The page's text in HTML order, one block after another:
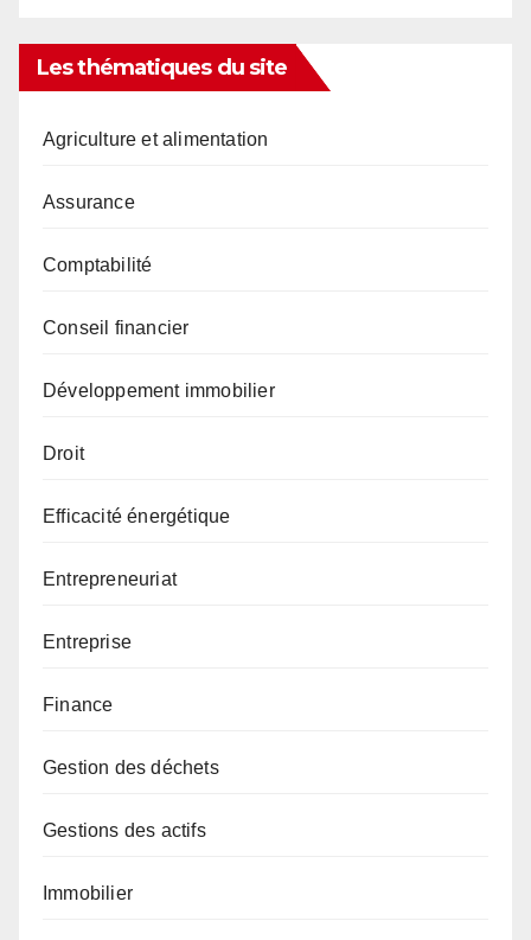
Les thématiques du site
Agriculture et alimentation
Assurance
Comptabilité
Conseil financier
Développement immobilier
Droit
Efficacité énergétique
Entrepreneuriat
Entreprise
Finance
Gestion des déchets
Gestions des actifs
Immobilier